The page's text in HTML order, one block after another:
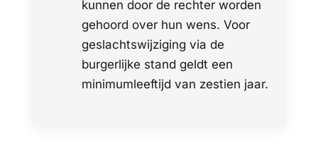
kunnen door de rechter worden
gehoord over hun wens. Voor
geslachtswijziging via de
burgerlijke stand geldt een
minimumleeftijd van zestien jaar.